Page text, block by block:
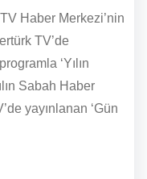
Haber Merkezi’nin
TV’de
‘Yılın
Sabah Haber
yayınlanan ‘Gün